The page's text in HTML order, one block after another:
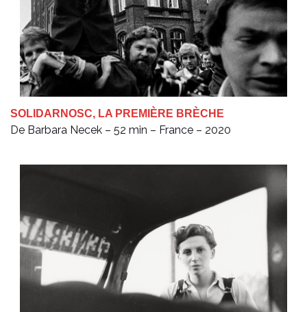
SOLIDARNOSC, LA PREMIÈRE BRÈCHE
De Barbara Necek – 52 min – France – 2020